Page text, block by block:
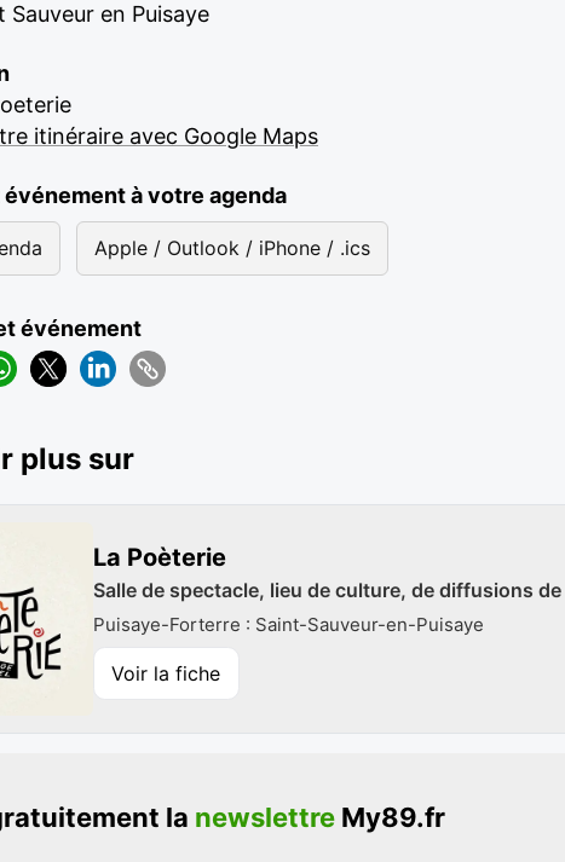
Sauveur en Puisaye
itinéraire avec Google Maps
à votre agenda
Apple / Outlook / iPhone / .ics
événement
plus sur
La Poèterie
Salle de spectacle, lieu de culture, de diffusions
Puisaye-Forterre : Saint-Sauveur-en-Puisaye
Voir la fiche
la newslettre My89.fr